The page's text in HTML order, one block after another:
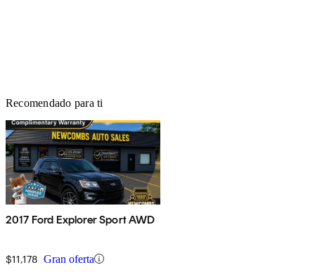
Recomendado para ti
2017 Ford Explorer Sport AWD
$11,178 Gran oferta